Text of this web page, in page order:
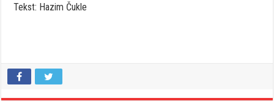
Tekst: Hazim Čukle